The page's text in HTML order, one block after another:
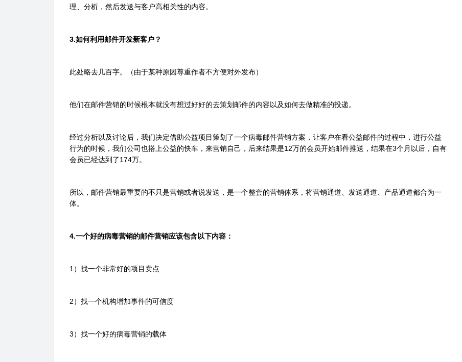
理、分析，然后发送与客户高相关性的内容。
3.如何利用邮件开发新客户？
此处略去几百字。（由于某种原因尊重作者不方便对外发布）
他们在邮件营销的时候根本就没有想过好好的去策划邮件的内容以及如何去做精准的投递。
经过分析以及讨论后，我们决定借助公益项目策划了一个病毒邮件营销方案，让客户在看公益邮件的过程中，进行公益
行为的时候，我们公司也搭上公益的快车，来营销自己，后来结果是12万的会员开始邮件推送，结果在3个月以后，自有
会员已经达到了174万。
所以，邮件营销最重要的不只是营销或者说发送，是一个整套的营销体系，将营销通道、发送通道、产品通道都合为一
体。
4.一个好的病毒营销的邮件营销应该包含以下内容：
1）找一个非常好的项目卖点
2）找一个机构增加事件的可信度
3）找一个好的病毒营销的载体